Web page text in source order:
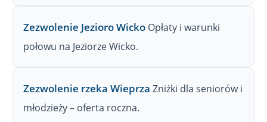
Zezwolenie Jezioro Wicko Opłaty i warunki
połowu na Jeziorze Wicko.
Zezwolenie rzeka Wieprza Zniżki dla seniorów i
młodzieży – oferta roczna.